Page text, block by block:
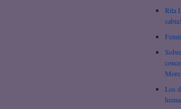
Rita
sabia!
More
Los